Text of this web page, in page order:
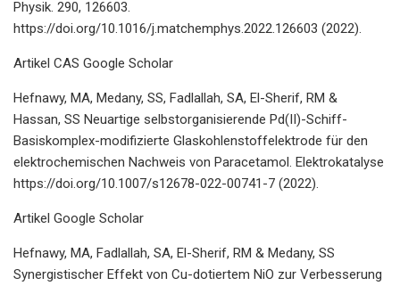
Physik. 290, 126603.
https://doi.org/10.1016/j.matchemphys.2022.126603 (2022).
Artikel CAS Google Scholar
Hefnawy, MA, Medany, SS, Fadlallah, SA, El-Sherif, RM &
Hassan, SS Neuartige selbstorganisierende Pd(II)-Schiff-
Basiskomplex-modifizierte Glaskohlenstoffelektrode für den
elektrochemischen Nachweis von Paracetamol. Elektrokatalyse
https://doi.org/10.1007/s12678-022-00741-7 (2022).
Artikel Google Scholar
Hefnawy, MA, Fadlallah, SA, El-Sherif, RM & Medany, SS
Synergistischer Effekt von Cu-dotiertem NiO zur Verbesserung